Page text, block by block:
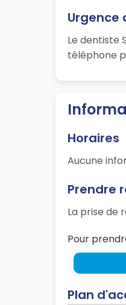
Urgence
Le dentiste
téléphone
Horaires
Aucune
Prendre
La prise de
Pour
Plan